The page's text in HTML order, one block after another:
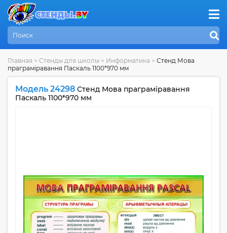
Главная > Стенды для школы > Информатика > Стенд Мова
праграмiравання Паскаль 1100*970 мм
Модель 24298 Стенд Мова праграмiравання
Паскаль 1100*970 мм